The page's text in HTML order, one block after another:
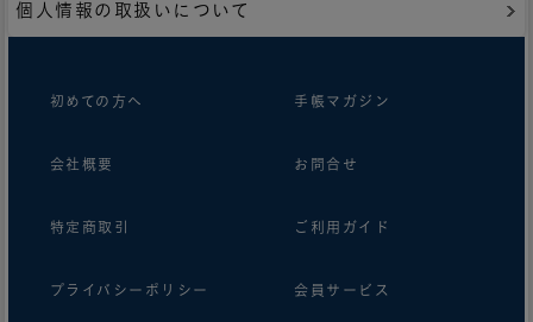
個人情報の取扱いについて
初めての方へ 手帳マガジン
会社概要 お問合せ
特定商取引 ご利用ガイド
プライバシーポリシー 会員サービス